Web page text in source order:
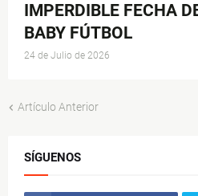
IMPERDIBLE FECHA
BABY FÚTBOL
24 de Julio de 2026
Artículo Anterior
SÍGUENOS